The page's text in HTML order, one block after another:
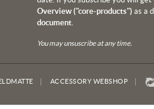
Overview ("core-products")as a
document.
You may unsuscribe at any time.
ACCESSORY WEBSHOP